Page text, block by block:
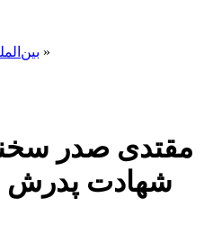
»
مقتدی صدر
شهادت پدرش